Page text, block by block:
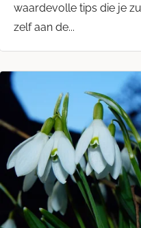
waardevolle tips die je
zelf aan de...